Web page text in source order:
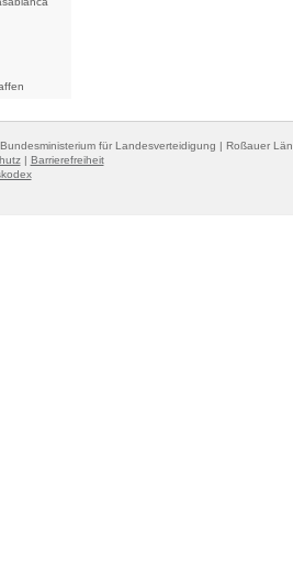
für Landesverteidigung | Roßauer
| Barrierefreiheit